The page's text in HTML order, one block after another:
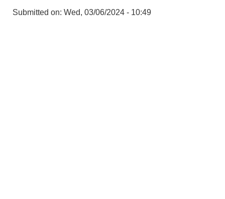
Submitted on: Wed, 03/06/2024 - 10:49